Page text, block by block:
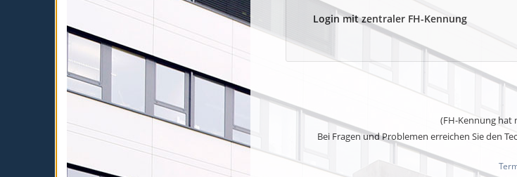
Login mit zentraler FH-Kennung
(FH-Kennung hat
Bei Fragen und Problemen erreichen Sie den